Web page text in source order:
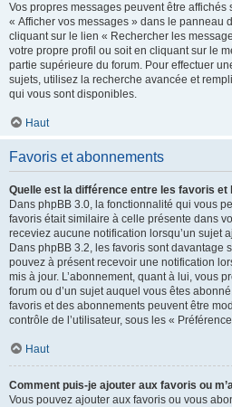
Vos propres messages peuvent être affichés
« Afficher vos messages » dans le panneau
cliquant sur le lien « Rechercher les
votre propre profil ou soit en cliquant sur le
partie supérieure du forum. Pour effectuer
sujets, utilisez la recherche avancée et
qui vous sont disponibles.
Haut
Favoris et abonnements
Quelle est la différence entre les favoris et
Dans phpBB 3.0, la fonctionnalité qui vous
favoris était similaire à celle présente dans
receviez aucune notification lorsqu’un sujet
Dans phpBB 3.2, les favoris sont davantage
pouvez à présent recevoir une notification
mis à jour. L’abonnement, quant à lui, vous
forum ou d’un sujet auquel vous êtes
favoris et des abonnements peuvent être
contrôle de l’utilisateur, sous les «
Haut
Comment puis-je ajouter aux favoris ou
Vous pouvez ajouter aux favoris ou vous